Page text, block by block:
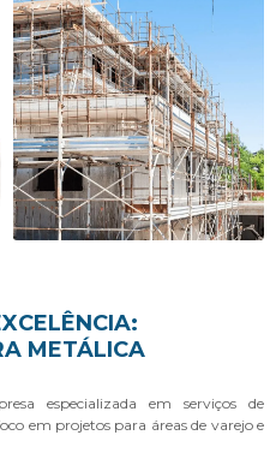
METÁLICA
especializada em serviços de
em projetos para áreas de varejo e